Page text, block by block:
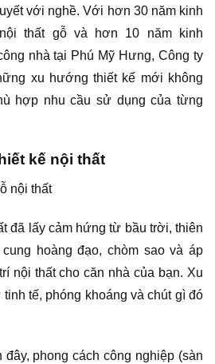
với nghề. Với hơn 30 năm kinh
thất gỗ và hơn 10 năm kinh
nhà tại Phú Mỹ Hưng, Công ty
xu hướng thiết kế mới không
hợp nhu cầu sử dụng của từng
kế nội thất
đã lấy cảm hứng từ bầu trời, thiên
hoàng đạo, chòm sao và áp
nội thất cho căn nhà của bạn. Xu
tế, phóng khoáng và chút gì đó
đây, phong cách công nghiệp (sàn